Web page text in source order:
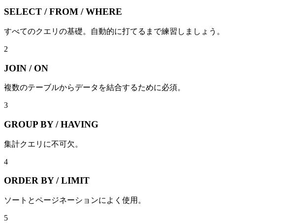
SELECT / FROM / WHERE
すべてのクエリの基礎。自動的に打てるまで練習しましょう。
2
JOIN / ON
複数のテーブルからデータを結合するために必須。
3
GROUP BY / HAVING
集計クエリに不可欠。
4
ORDER BY / LIMIT
ソートとページネーションによく使用。
5